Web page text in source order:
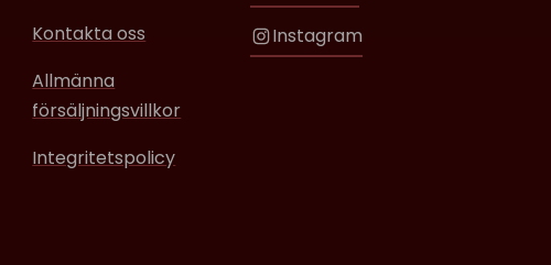
Kontakta oss
Allmänna
försäljningsvillkor
Integritetspolicy
Instagram